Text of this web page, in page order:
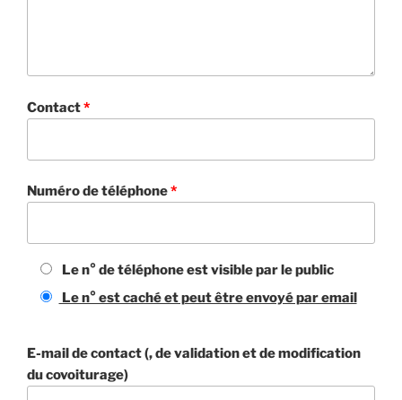
Contact*
Numéro de téléphone*
Le n° de téléphone est visible par le public
Le n° est caché et peut être envoyé par email
E-mail de contact (, de validation et de modification
du covoiturage)